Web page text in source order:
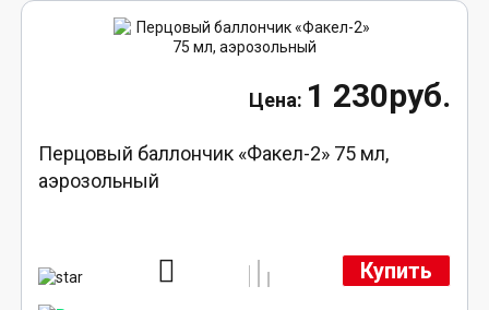
1 230руб.
Перцовый баллончик «Факел-2» 75 мл,
аэрозольный
Купить